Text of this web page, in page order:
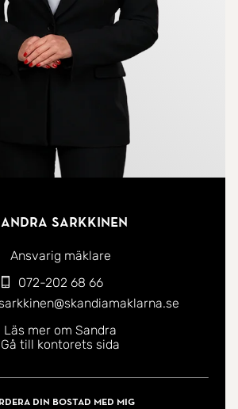
ett attraktivt läge i populära
ostört men samtidigt mycket
som är händelsernas
allt man kan önska. Trevliga
caféer, bageri mm
och Karlbergs slott. Bra
med tunnelbana och flera
Eriksplan.
Sarkkinen
Ansvarig mäklare
072-202 68 66
Läs mer om Sandra
Gå till kontorets sida
din bostad med mig